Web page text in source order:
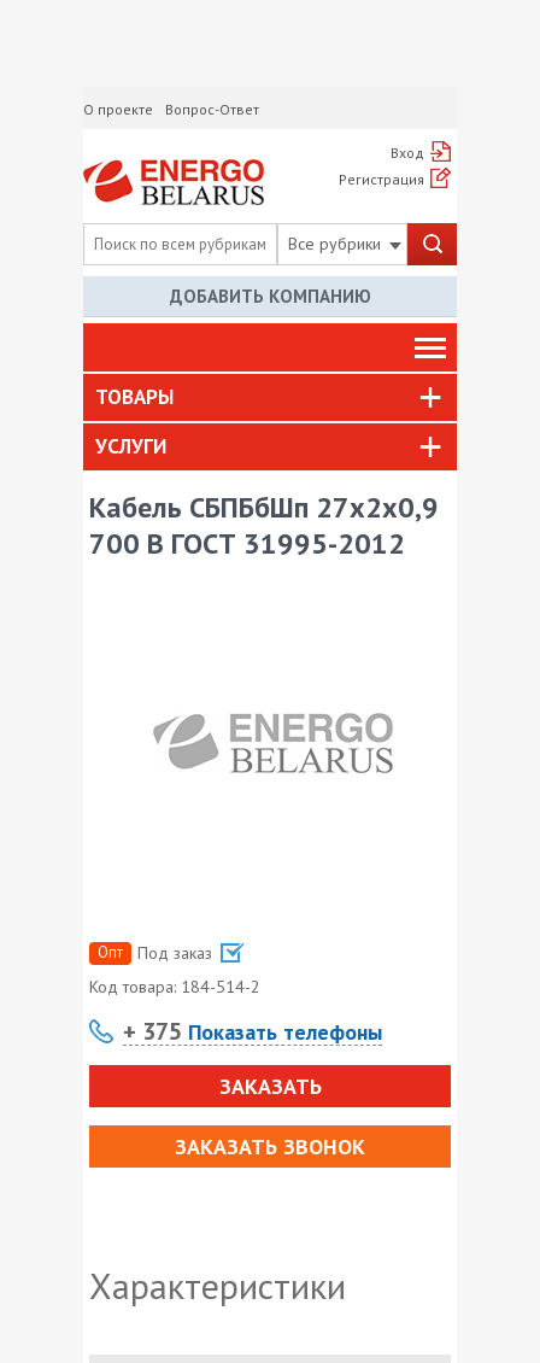
О проекте Вопрос-Ответ
Вход
Регистрация
Все рубрики
ДОБАВИТЬ КОМПАНИЮ
ТОВАРЫ
УСЛУГИ
Кабель СБПБбШп 27х2х0,9
700 В ГОСТ 31995-2012
Опт
Под заказ
Код товара: 184-514-2
+ 375 Показать телефоны
ЗАКАЗАТЬ
ЗАКАЗАТЬ ЗВОНОК
Характеристики